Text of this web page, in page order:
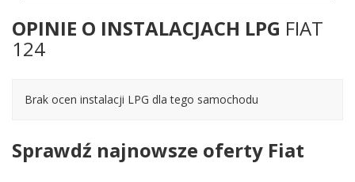
OPINIE O INSTALACJACH LPG FIAT
124
Brak ocen instalacji LPG dla tego samochodu
Sprawdź najnowsze oferty Fiat